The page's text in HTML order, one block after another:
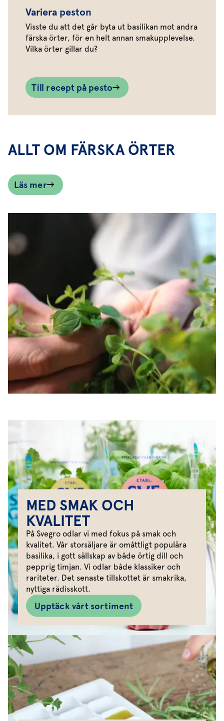
Variera peston
Visste du att det går byta ut basilikan mot andra
färska örter, för en helt annan smakupplevelse.
Vilka örter gillar du?
Till recept på pesto
ALLT OM FÄRSKA ÖRTER
Läs mer
MED SMAK OCH
KVALITET
På Svegro odlar vi med fokus på smak och
kvalitet. Vår storsäljare är omåttligt populära
basilika, i gott sällskap av både örtig dill och
pepprig timjan. Vi odlar både klassiker och
rariteter. Det senaste tillskottet är smakrika,
nyttiga rädisskott.
Upptäck vårt sortiment